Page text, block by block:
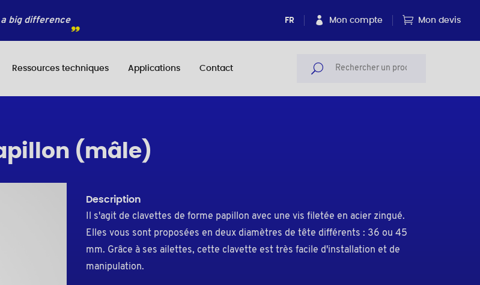
big difference FR Mon compte Mon devis
Ressources techniques Applications Contact
(mâle)
Description
Il s'agit de clavettes de forme papillon avec une vis filetée en acier zingué.
Elles vous sont proposées en deux diamètres de tête différents : 36 ou 45
mm. Grâce à ses ailettes, cette clavette est très facile d'installation et de
manipulation.